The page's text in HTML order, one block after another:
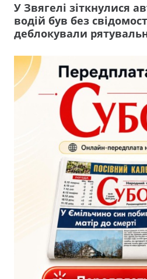
У Звягелі зіткнулися
водій був без
деблокували